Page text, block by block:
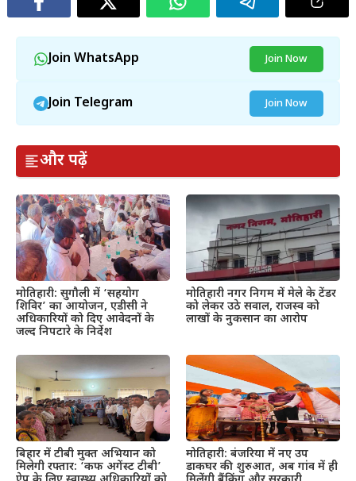
Join WhatsApp Join Now
Join Telegram Join Now
और पढ़ें
मोतिहारी: सुगौली में ‘सहयोग
शिविर’ का आयोजन, एडीसी ने
अधिकारियों को दिए आवेदनों के
जल्द निपटारे के निर्देश
मोतिहारी नगर निगम में मेले के टेंडर
को लेकर उठे सवाल, राजस्व को
लाखों के नुकसान का आरोप
बिहार में टीबी मुक्त अभियान को
मिलेगी रफ्तार: ‘कफ अगेंस्ट टीबी’
मोतिहारी: बंजरिया में नए उप
डाकघर की शुरुआत, अब गांव में ही